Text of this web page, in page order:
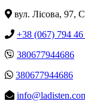
вул. Лісова, 97,
+38 (067) 794 46
380677944686
380677944686